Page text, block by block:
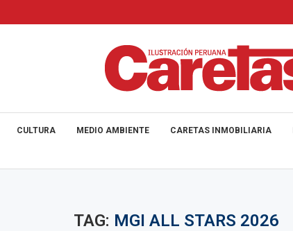
CULTURA MEDIO AMBIENTE CARETAS INMOBILIARIA
TAG: MGI ALL STARS 2026